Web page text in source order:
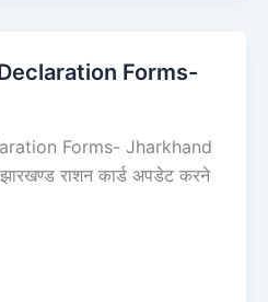
Forms-
Forms- Jharkhand
राशन कार्ड अपडेट करने